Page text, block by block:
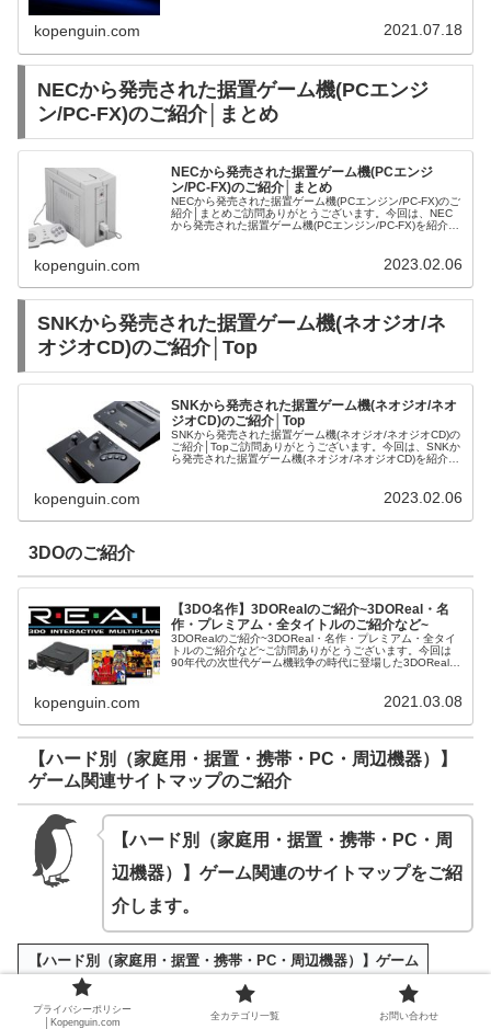
kopenguin.com 2021.07.18
NECから発売された据置ゲーム機(PCエンジ
ン/PC-FX)のご紹介│まとめ
NECから発売された据置ゲーム機(PCエンジ
ン/PC-FX)のご紹介│まとめ
NECから発売された据置ゲーム機(PCエンジン/PC-FX)のご
紹介│まとめご訪問ありがとうございます。今回は、NEC
から発売された据置ゲーム機(PCエンジン/PC-FX)を紹介さ
kopenguin.com 2023.02.06
SNKから発売された据置ゲーム機(ネオジオ/ネ
オジオCD)のご紹介│Top
SNKから発売された据置ゲーム機(ネオジオ/ネオ
ジオCD)のご紹介│Top
SNKから発売された据置ゲーム機(ネオジオ/ネオジオCD)の
ご紹介│Topご訪問ありがとうございます。今回は、SNKか
ら発売された据置ゲーム機(ネオジオ/ネオジオCD)を紹介さ
kopenguin.com 2023.02.06
3DOのご紹介
【3DO名作】3DORealのご紹介~3DOReal・名
作・プレミアム・全タイトルのご紹介など~
3DORealのご紹介~3DOReal・名作・プレミアム・全タイ
トルのご紹介など~ご訪問ありがとうございます。今回は
90年代の次世代ゲーム機戦争の時代に登場した3DORealを
kopenguin.com 2021.03.08
【ハード別（家庭用・据置・携帯・PC・周辺機器）】
ゲーム関連サイトマップのご紹介
【ハード別（家庭用・据置・携帯・PC・周
辺機器）】ゲーム関連のサイトマップをご紹
介します。
【ハード別（家庭用・据置・携帯・PC・周辺機器）】ゲーム
関連サイトマップのご紹介
プライバシーポリシー
│Kopenguin.com
全カテゴリ一覧 お問い合わせ